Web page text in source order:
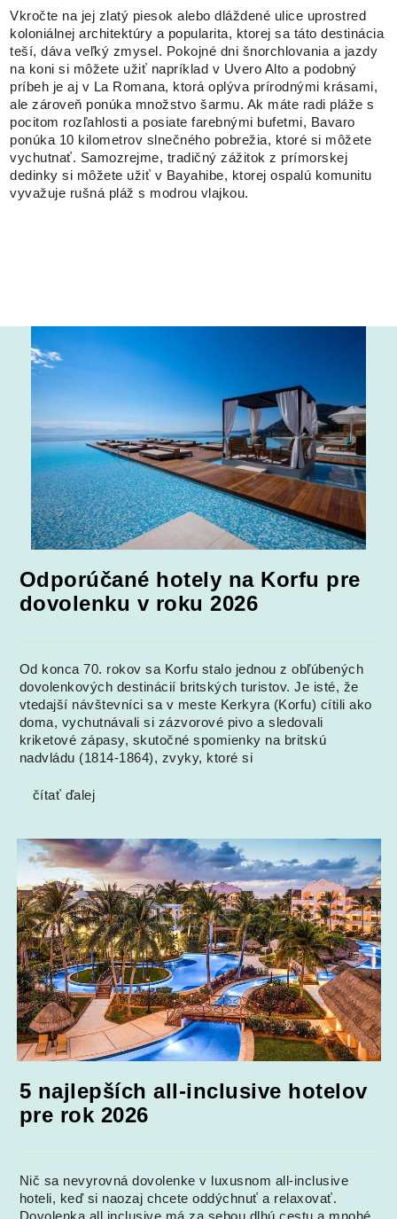
Vkročte na jej zlatý piesok alebo dláždené ulice uprostred
koloniálnej architektúry a popularita, ktorej sa táto destinácia
teší, dáva veľký zmysel. Pokojné dni šnorchlovania a jazdy
na koni si môžete užiť napríklad v Uvero Alto a podobný
príbeh je aj v La Romana, ktorá oplýva prírodnými krásami,
ale zároveň ponúka množstvo šarmu. Ak máte radi pláže s
pocitom rozľahlosti a posiate farebnými bufetmi, Bavaro
ponúka 10 kilometrov slnečného pobrežia, ktoré si môžete
vychutnať. Samozrejme, tradičný zážitok z prímorskej
dedinky si môžete užiť v Bayahibe, ktorej ospalú komunitu
vyvažuje rušná pláž s modrou vlajkou.
Odporúčané hotely na Korfu pre
dovolenku v roku 2026
Od konca 70. rokov sa Korfu stalo jednou z obľúbených
dovolenkových destinácií britských turistov. Je isté, že
vtedajší návštevníci sa v meste Kerkyra (Korfu) cítili ako
doma, vychutnávali si zázvorové pivo a sledovali
kriketové zápasy, skutočné spomienky na britskú
nadvládu (1814-1864), zvyky, ktoré si
čítať ďalej
5 najlepších all-inclusive hotelov
pre rok 2026
Nič sa nevyrovná dovolenke v luxusnom all-inclusive
hoteli, keď si naozaj chcete oddýchnuť a relaxovať.